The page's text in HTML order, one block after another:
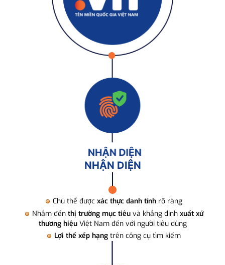
NHẬN DIỆN
Chủ thể được xác thực danh tính rõ ràng
Nhắm đến thị trường mục tiêuvà khẳng định xuất xứ
thương hiệuViệt Nam đến với người tiêu dùng
Lợi thế xếp hạng trên công cụ tìm kiếm